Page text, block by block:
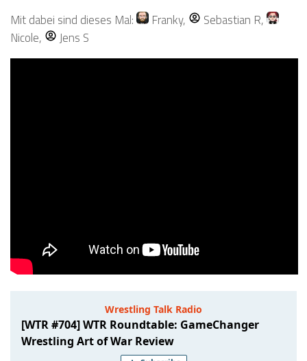
Mit dabei sind dieses Mal:
Franky, Sebastian R,
Nicole, Jens S